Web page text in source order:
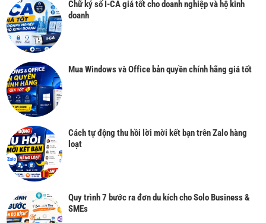
Chữ ký số I-CA giá tốt cho doanh nghiệp và hộ kinh
doanh
Mua Windows và Office bản quyền chính hãng giá tốt
Cách tự động thu hồi lời mời kết bạn trên Zalo hàng
loạt
Quy trình 7 bước ra đơn du kích cho Solo Business &
SMEs